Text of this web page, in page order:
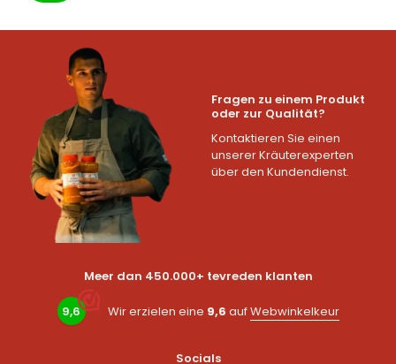
Fragen zu einem Produkt
oder zur Qualität?
Kontaktieren Sie einen
unserer Kräuterexperten
über den Kundendienst.
Meer dan 450.000+ tevreden klanten
9,6 Wir erzielen eine 9,6 aufWebwinkelkeur
Socials